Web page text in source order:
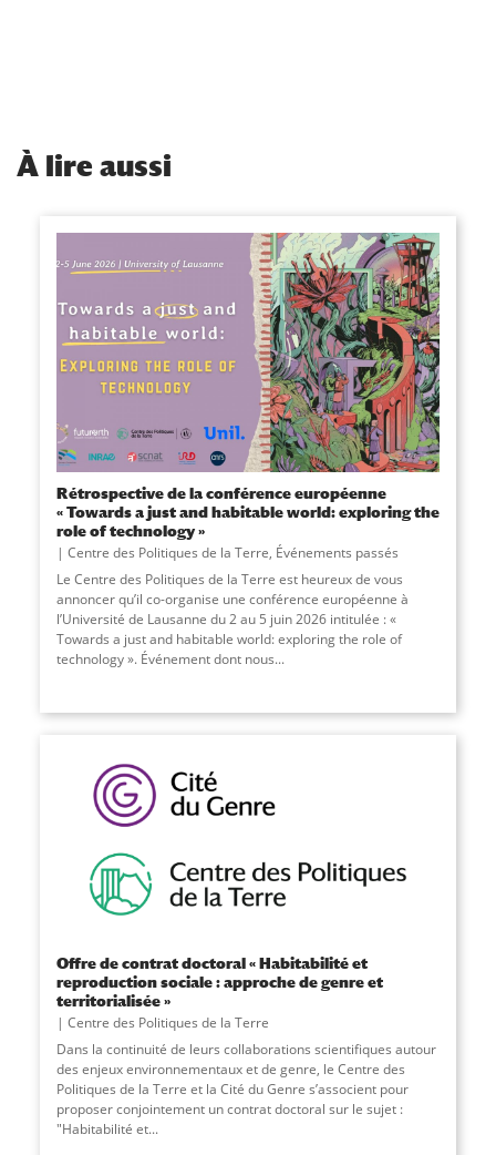
À lire aussi
Rétrospective de la conférence européenne
« Towards a just and habitable world: exploring the
role of technology »
Centre des Politiques de la Terre, Événements passés
Le Centre des Politiques de la Terre est heureux de vous
annoncer qu’il co-organise une conférence européenne à
l’Université de Lausanne du 2 au 5 juin 2026 intitulée : «
Towards a just and habitable world: exploring the role of
technology ». Événement dont nous...
Offre de contrat doctoral « Habitabilité et
reproduction sociale : approche de genre et
territorialisée »
Centre des Politiques de la Terre
Dans la continuité de leurs collaborations scientifiques autour
des enjeux environnementaux et de genre, le Centre des
Politiques de la Terre et la Cité du Genre s’associent pour
proposer conjointement un contrat doctoral sur le sujet :
"Habitabilité et...